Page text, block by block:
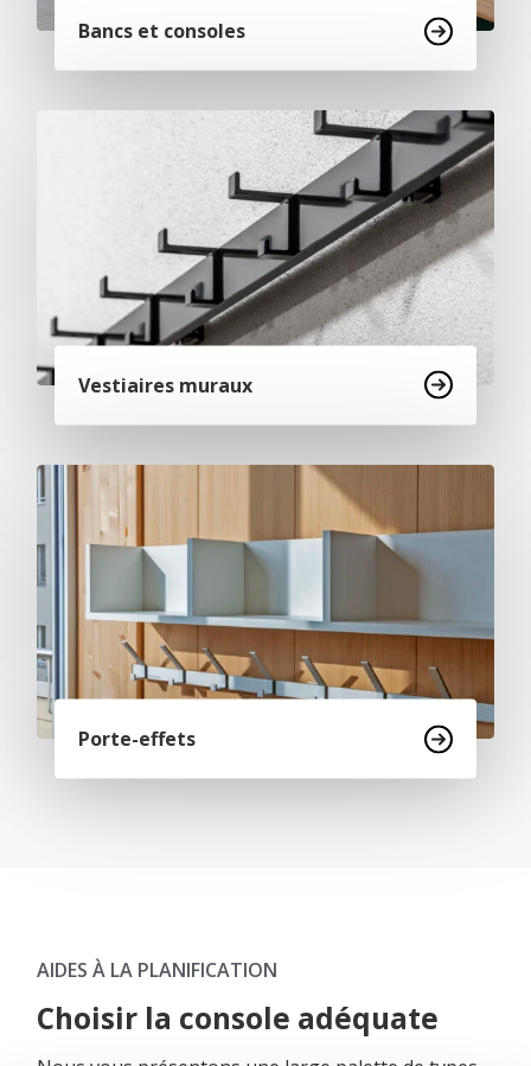
Bancs et consoles
Vestiaires muraux
Porte-effets
AIDES À LA PLANIFICATION
Choisir la console adéquate